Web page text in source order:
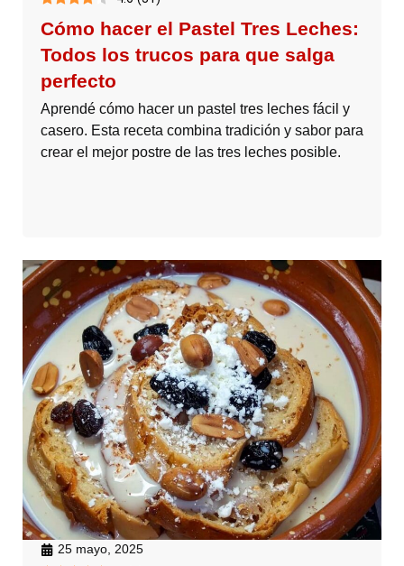
Cómo hacer el Pastel Tres Leches:
Todos los trucos para que salga
perfecto
Aprendé cómo hacer un pastel tres leches fácil y
casero. Esta receta combina tradición y sabor para
crear el mejor postre de las tres leches posible.
25 mayo, 2025